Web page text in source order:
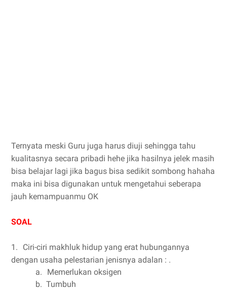
Ternyata meski Guru juga harus diuji sehingga tahu
kualitasnya secara pribadi hehe jika hasilnya jelek masih
bisa belajar lagi jika bagus bisa sedikit sombong hahaha
maka ini bisa digunakan untuk mengetahui seberapa
jauh kemampuanmu OK
SOAL
1.
Ciri-ciri makhluk hidup yang erat hubungannya
dengan usaha pelestarian jenisnya adalan : .
a.
Memerlukan oksigen
b. Tumbuh